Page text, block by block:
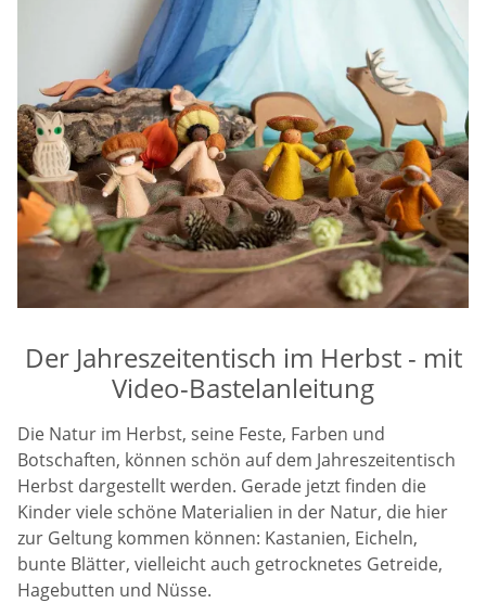
Der Jahreszeitentisch im Herbst - mit
Video-Bastelanleitung
Die Natur im Herbst, seine Feste, Farben und
Botschaften, können schön auf dem Jahreszeitentisch
Herbst dargestellt werden. Gerade jetzt finden die
Kinder viele schöne Materialien in der Natur, die hier
zur Geltung kommen können: Kastanien, Eicheln,
bunte Blätter, vielleicht auch getrocknetes Getreide,
Hagebutten und Nüsse.